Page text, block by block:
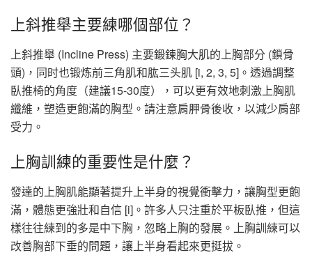
上斜推舉主要練哪個部位？
上斜推舉 (Incline Press) 主要鍛鍊胸大肌的上胸部分 (鎖骨
頭)，同时也锻炼前三角肌和肱三头肌 [i, 2, 3, 5]。透過調整
臥推椅的角度（建議15-30度），可以更有效地刺激上胸肌
纖維，塑造更飽滿的胸型。請注意肩胛骨後收，以減少肩部
受力。
上胸訓練的重要性是什麼？
發達的上胸肌能顯著提升上半身的視覺衝擊力，讓胸型更飽
滿，體態更強壯和自信 [i]。許多人只注重於平板臥推，但這
樣往往練到的多是中下胸，忽略上胸的發展。上胸訓練可以
改善胸部下垂的問題，讓上半身看起來更挺拔。